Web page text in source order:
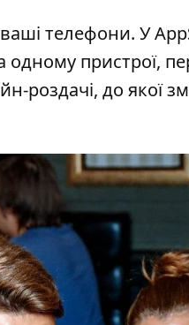
телефони. У
пристрої,
роздачі, до якої